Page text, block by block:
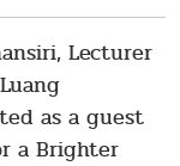
Lecturer
as a guest
a Brighter